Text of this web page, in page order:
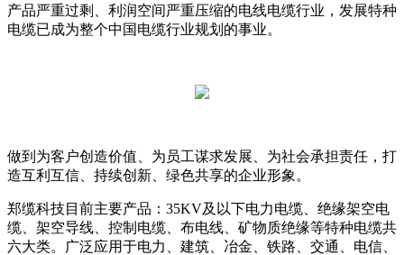
产品严重过剩、利润空间严重压缩的电线电缆行业，发展特种
电缆已成为整个中国电缆行业规划的事业。
做到为客户创造价值、为员工谋求发展、为社会承担责任，打
造互利互信、持续创新、绿色共享的企业形象。
郑缆科技目前主要产品：35KV及以下电力电缆、绝缘架空电
缆、架空导线、控制电缆、布电线、矿物质绝缘等特种电缆共
六大类。广泛应用于电力、建筑、冶金、铁路、交通、电信、